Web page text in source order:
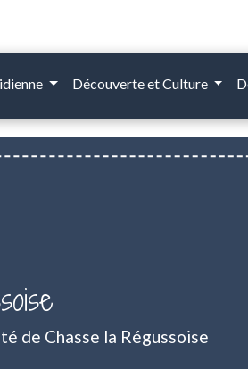
Découverte et Culture
de Chasse la Régussoise